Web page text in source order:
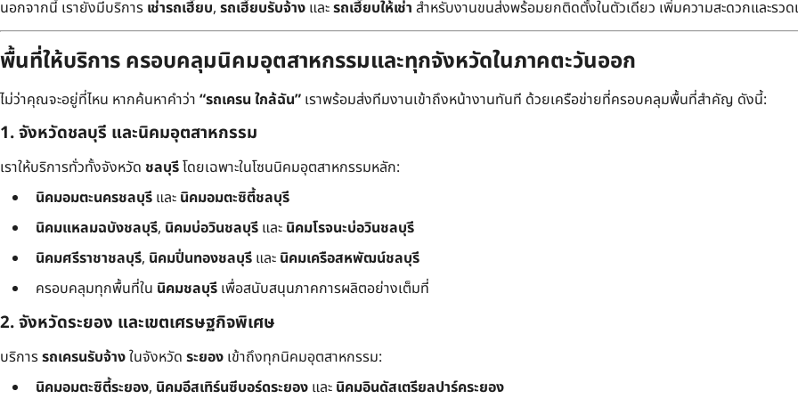
นอกจากนี้ เรายังมีบริการ เช่ารถเฮี๊ยบ, รถเฮี๊ยบรับจ้าง และรถเฮี๊ยบให้เช่า สำหรับงานขนส่งพร้อมยกติดตั้งในตัวเดียว เพิ่มความสะดวกและรว
พื้นที่ให้บริการ ครอบคลุมนิคมอุตสาหกรรมและทุกจังหวัดในภาคตะวันออก
ไม่ว่าคุณจะอยู่ที่ไหน หากค้นหาคำว่า “รถเครน ใกล้ฉัน” เราพร้อมส่งทีมงานเข้าถึงหน้างานทันที ด้วยเครือข่ายที่ครอบคลุมพื้นที่สำคัญ ดังนี้:
1. จังหวัดชลบุรี และนิคมอุตสาหกรรม
เราให้บริการทั่วทั้งจังหวัด ชลบุรีโดยเฉพาะในโซนนิคมอุตสาหกรรมหลัก:
นิคมอมตะนครชลบุรี และ นิคมอมตะซิตี้ชลบุรี
นิคมแหลมฉบังชลบุรี, นิคมบ่อวินชลบุรี และ นิคมโรจนะบ่อวินชลบุรี
นิคมศรีราชาชลบุรี, นิคมปิ่นทองชลบุรี และ นิคมเครือสหพัฒน์ชลบุรี
ครอบคลุมทุกพื้นที่ใน นิคมชลบุรี เพื่อสนับสนุนภาคการผลิตอย่างเต็มที่
2. จังหวัดระยอง และเขตเศรษฐกิจพิเศษ
บริการรถเครนรับจ้างในจังหวัด ระยอง เข้าถึงทุกนิคมอุตสาหกรรม:
นิคมอมตะซิตี้ระยอง, นิคมอีสเทิร์นซีบอร์ดระยอง และ นิคมอินดัสเตรียลปาร์คระยอง